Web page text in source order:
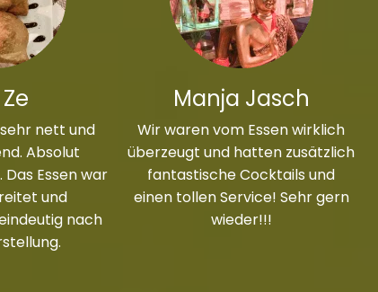
nett und
Absolut
Essen war
und
nach
Manja Jasch
Wir waren vom Essen wirklich
überzeugt und hatten zusätzlich
fantastische Cocktails und
einen tollen Service! Sehr gern
wieder!!!